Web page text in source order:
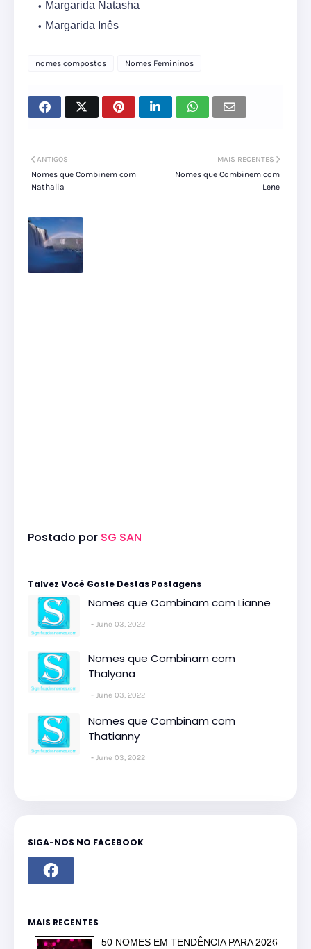
Margarida Natasha
Margarida Inês
nomes compostos Nomes Femininos
MAIS RECENTES
Nomes que Combinem com
Lene
ANTIGOS
Nomes que Combinem com
Nathalia
Postado por SG SAN
Talvez Você Goste Destas Postagens
Nomes que Combinam com Lianne
June 03, 2022
Nomes que Combinam com
Thalyana
June 03, 2022
Nomes que Combinam com
Thatianny
June 03, 2022
SIGA-NOS NO FACEBOOK
MAIS RECENTES
50 NOMES EM TENDÊNCIA PARA 2026